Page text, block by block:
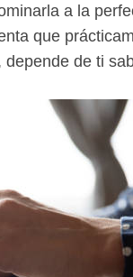
a la
que
de ti